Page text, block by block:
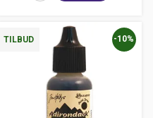
TILBUD -10%